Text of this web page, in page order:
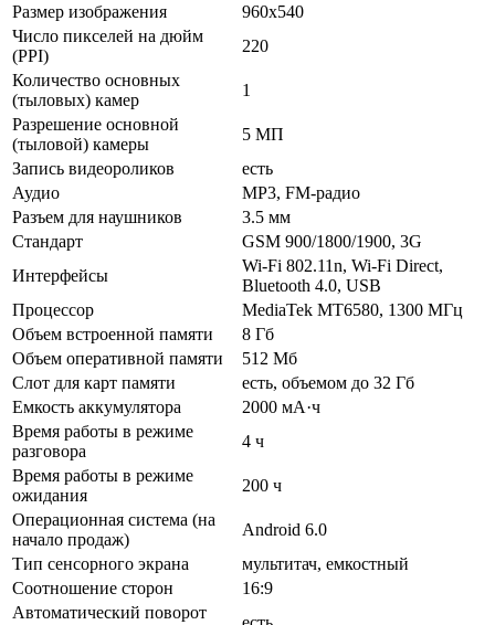
Размер изображения
960x540
Число пикселей на дюйм
(PPI)
220
Количество основных
(тыловых) камер
1
Разрешение основной
(тыловой) камеры
5 МП
Запись видеороликов
есть
Аудио
MP3, FM-радио
Разъем для наушников
3.5 мм
Стандарт
GSM 900/1800/1900, 3G
Интерфейсы
Wi-Fi 802.11n, Wi-Fi Direct,
Bluetooth 4.0, USB
Процессор
MediaTek MT6580, 1300 МГц
Объем встроенной памяти
8 Гб
Объем оперативной памяти
512 Мб
Слот для карт памяти
есть, объемом до 32 Гб
Емкость аккумулятора
2000 мА·ч
Время работы в режиме
разговора
4 ч
Время работы в режиме
ожидания
200 ч
Операционная система (на
начало продаж)
Android 6.0
Тип сенсорного экрана
мультитач, емкостный
Соотношение сторон
16:9
Автоматический поворот